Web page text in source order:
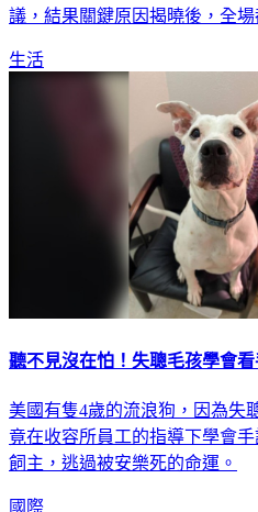
議，結果關鍵原因揭曉後，全場
生活
聽不見沒在怕！失聰毛孩學會
美國有隻4歲的流浪狗，因為失
竟在收容所員工的指導下學會
飼主，逃過被安樂死的命運。
國際